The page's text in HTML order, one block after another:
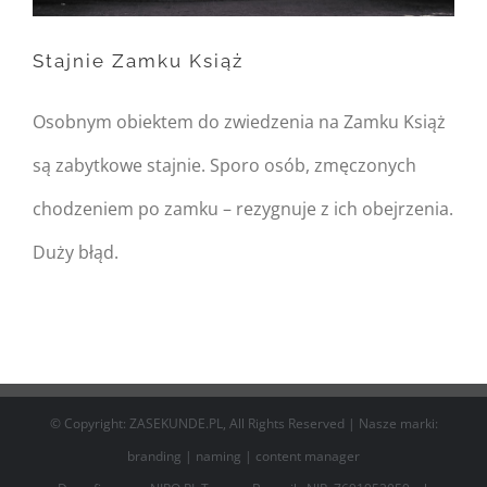
content/themes/Avada/
Stajnie Zamku Książ
Osobnym obiektem do zwiedzenia na Zamku Książ
są zabytkowe stajnie. Sporo osób, zmęczonych
chodzeniem po zamku – rezygnuje z ich obejrzenia.
Duży błąd.
© Copyright: ZASEKUNDE.PL, All Rights Reserved | Nasze marki:
branding | naming | content manager